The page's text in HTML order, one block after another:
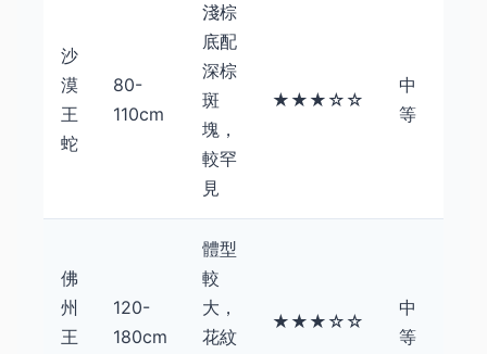
沙
漠
王
蛇
80-
110cm
淺棕
底配
深棕
斑
塊，
較罕
見
★★★☆☆
中
等
佛
州
王
120-
180cm
體型
較
大，
花紋
★★★☆☆
中
等